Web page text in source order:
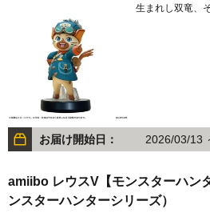
生まれし双竜、
お届け開始日： 2026/03/13
amiibo レウスV【モンスターハン
ンスターハンターシリーズ）